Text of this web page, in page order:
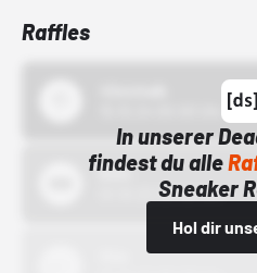
Raffles
In unserer
findest du alle
Sneaker
Hol dir
Bstn
01.10.22 00:00 Uhr